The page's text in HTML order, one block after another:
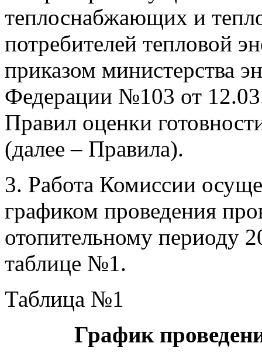
теплоснабжающих и
потребителей тепловой
приказом министерства
Федерации №103 от
Правил оценки
(далее – Правила).
3. Работа Комиссии
графиком проведения
отопительному периоду
таблице №1.
Таблица №1
График